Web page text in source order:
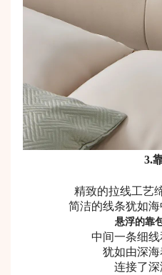
3.
精致的拉线工艺
简洁的线条犹如
悬浮的靠
中间一条细
犹如由深
连接了